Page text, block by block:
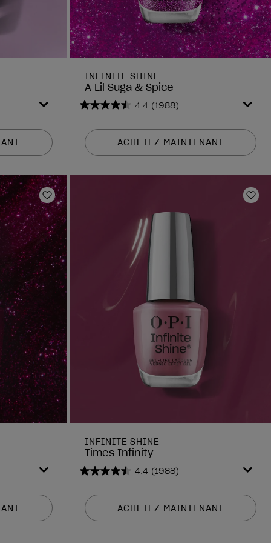
INFINITE SHINE
A Lil Suga & Spice
4.4 (1988)
4.4
5
étoiles.
avis
ACHETEZ MAINTENANT
Ajouter aux favoris
INFINITE SHINE
Times Infinity
4.4 (1988)
4.4
5
étoiles.
ACHETEZ MAINTENANT